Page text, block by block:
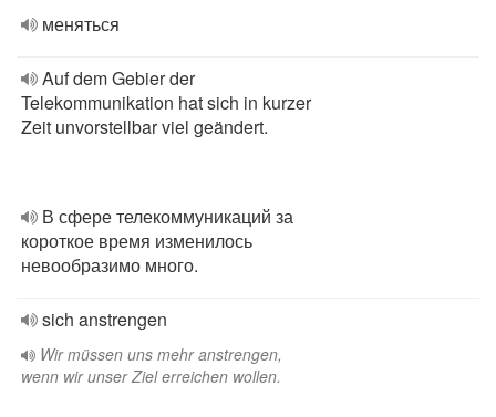
меняться
Auf dem Gebier der
Telekommunikation hat sich in kurzer
Zeit unvorstellbar viel geändert.
В сфере телекоммуникаций за
короткое время изменилось
невообразимо много.
sich anstrengen
Wir müssen uns mehr anstrengen,
wenn wir unser Ziel erreichen wollen.